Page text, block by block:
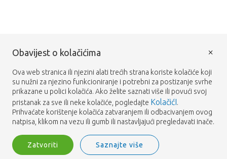
Obavijest o kolačićima
Ova web stranica ili njezini alati trećih strana koriste kolačiće koji
su nužni za njezino funkcioniranje i potrebni za postizanje svrhe
prikazane u polici kolačića. Ako želite saznati više ili povući svoj
pristanak za sve ili neke kolačiće, pogledajte KolačićI.
Prihvaćate korištenje kolačića zatvaranjem ili odbacivanjem ovog
natpisa, klikom na vezu ili gumb ili nastavljajući pregledavati inače.
Zatvoriti Saznajte više
×